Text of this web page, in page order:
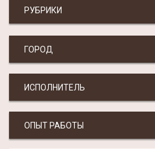
РУБРИКИ
ГОРОД
ИСПОЛНИТЕЛЬ
ОПЫТ РАБОТЫ